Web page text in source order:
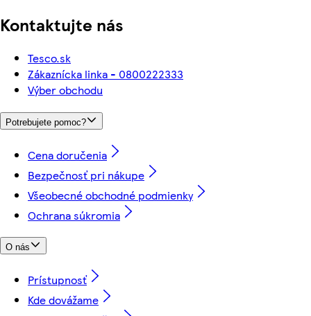
Kontaktujte nás
Tesco.sk
Zákaznícka linka - 0800222333
Výber obchodu
Potrebujete pomoc?
Cena doručenia
Bezpečnosť pri nákupe
Všeobecné obchodné podmienky
Ochrana súkromia
O nás
Prístupnosť
Kde dovážame